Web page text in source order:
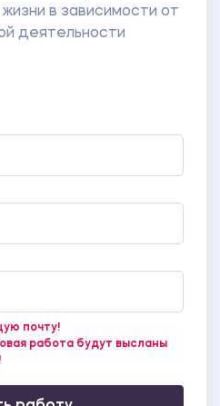
в зависимости от
деятельности
почту!
работа будут высланы